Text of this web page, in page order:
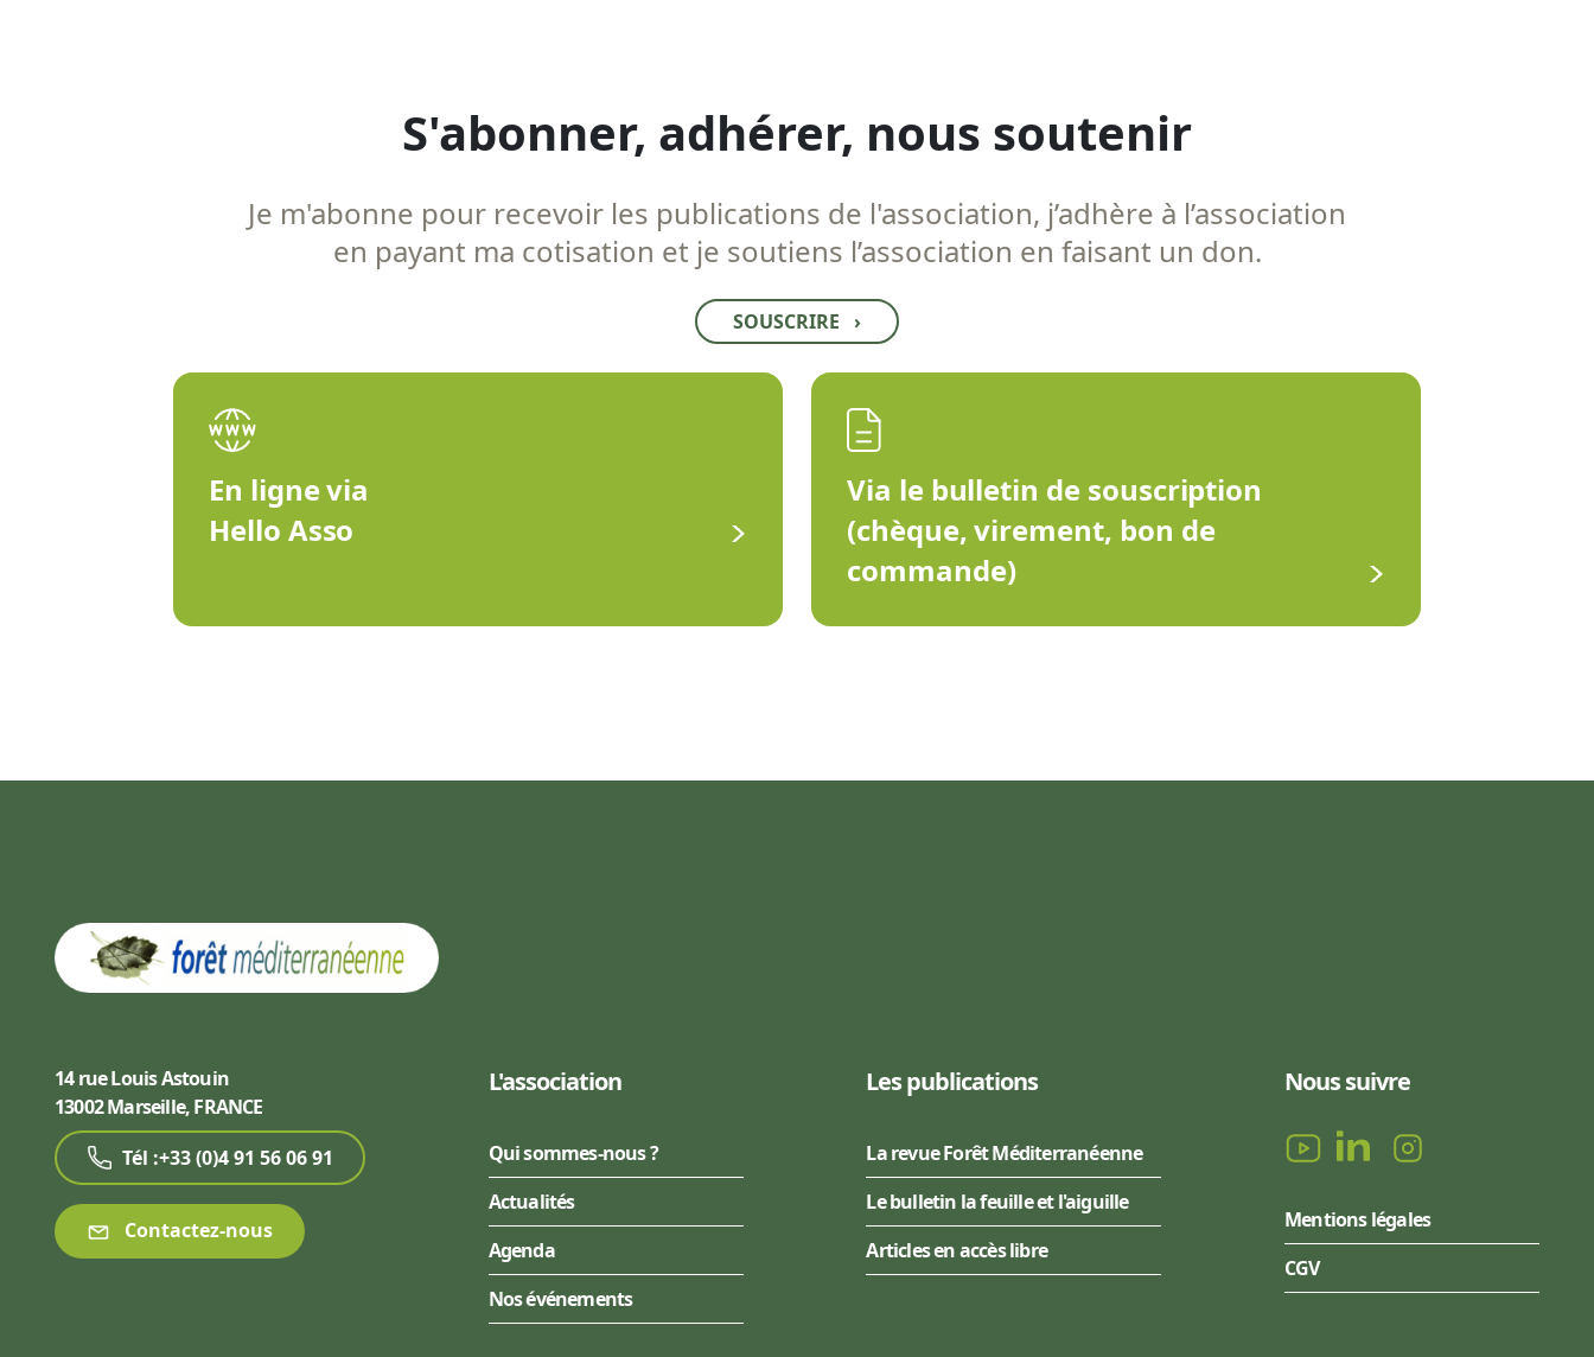
S'abonner, adhérer, nous soutenir
Je m'abonne pour recevoir les publications de l'association, j’adhère à l’association
en payant ma cotisation et je soutiens l’association en faisant un don.
SOUSCRIRE ›
En ligne via
Hello Asso
Via le bulletin de souscription
(chèque, virement, bon de
commande)
14 rue Louis Astouin
13002 Marseille, FRANCE
Tél :+33 (0)4 91 56 06 91
Contactez-nous
L'association
Qui sommes-nous ?
Actualités
Agenda
Nos événements
Les publications
La revue Forêt Méditerranéenne
Le bulletin la feuille et l'aiguille
Articles en accès libre
Nous suivre
Mentions légales
CGV